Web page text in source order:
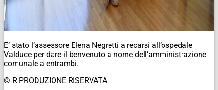
E’ stato l’assessore Elena Negretti a recarsi all’ospedale
Valduce per dare il benvenuto a nome dell’amministrazione
comunale a entrambi.
© RIPRODUZIONE RISERVATA